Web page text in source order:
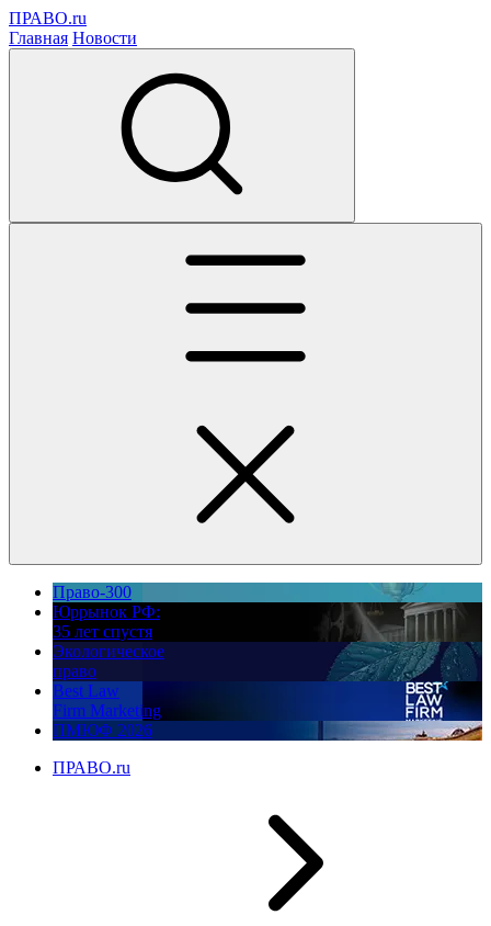
ПРАВО.ru
Главная Новости
Право-300
Юррынок РФ:
35 лет спустя
Экологическое
право
Best Law
Firm Marketing
ПМЮФ 2026
ПРАВО.ru